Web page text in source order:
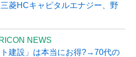
菱HCキャピタルエナジー、野
NEWS
ト建設」は本当にお得?→70代の